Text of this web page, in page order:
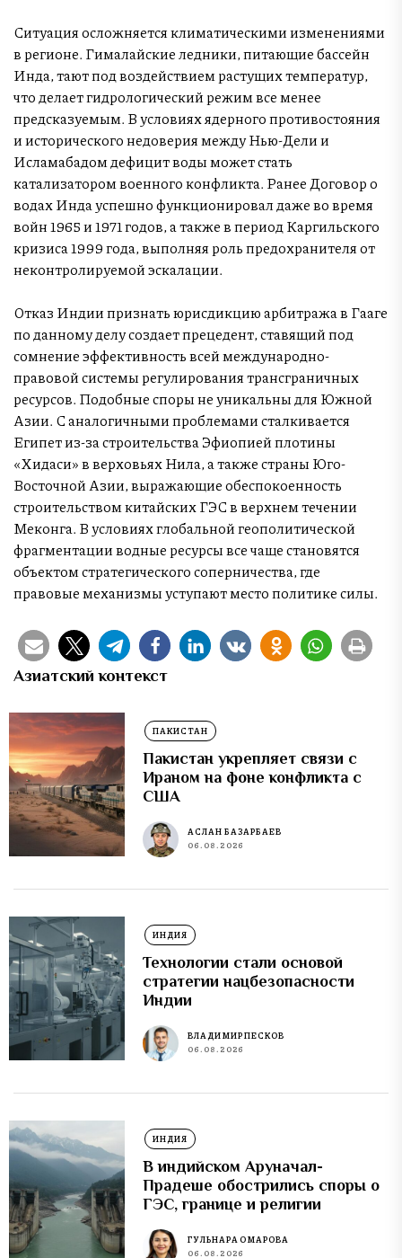
Ситуация осложняется климатическими изменениями
в регионе. Гималайские ледники, питающие бассейн
Инда, тают под воздействием растущих температур,
что делает гидрологический режим все менее
предсказуемым. В условиях ядерного противостояния
и исторического недоверия между Нью-Дели и
Исламабадом дефицит воды может стать
катализатором военного конфликта. Ранее Договор о
водах Инда успешно функционировал даже во время
войн 1965 и 1971 годов, а также в период Каргильского
кризиса 1999 года, выполняя роль предохранителя от
неконтролируемой эскалации.
Отказ Индии признать юрисдикцию арбитража в Гааге
по данному делу создает прецедент, ставящий под
сомнение эффективность всей международно-
правовой системы регулирования трансграничных
ресурсов. Подобные споры не уникальны для Южной
Азии. С аналогичными проблемами сталкивается
Египет из-за строительства Эфиопией плотины
«Хидаси» в верховьях Нила, а также страны Юго-
Восточной Азии, выражающие обеспокоенность
строительством китайских ГЭС в верхнем течении
Меконга. В условиях глобальной геополитической
фрагментации водные ресурсы все чаще становятся
объектом стратегического соперничества, где
правовые механизмы уступают место политике силы.
Азиатский контекст
ПАКИСТАН
Пакистан укрепляет связи с
Ираном на фоне конфликта с
США
АСЛАН БАЗАРБАЕВ
06.08.2026
ИНДИЯ
Технологии стали основой
стратегии нацбезопасности
Индии
ВЛАДИМИР ПЕСКОВ
06.08.2026
ИНДИЯ
В индийском Аруначал-
Прадеше обострились споры о
ГЭС, границе и религии
ГУЛЬНАРА ОМАРОВА
06.08.2026